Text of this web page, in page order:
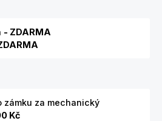
- ZDARMA
zámku za mechanický
Kč